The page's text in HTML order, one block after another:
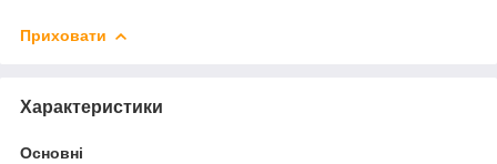
Приховати
Характеристики
Основні